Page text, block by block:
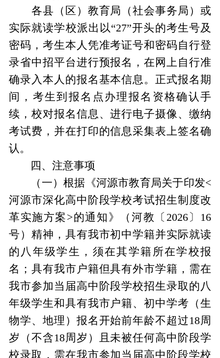
各县（区）教育局（社会事务局）或
实际就读学校派出以“27”开头的考生号及
密码，考生本人凭准考证号和密码自行登
录省中招平台进行预报名，在网上自行准
确录入本人的报名基本信息。正式报名期
间，考生到报名点办理报名资格确认手
续，校对报名信息、进行电子摄像、缴纳
考试费，并在打印的信息采集表上签名确
认。
四、注意事项
（一）根据《河源市教育局关于印发<
河源市深化高中阶段学校考试招生制度改
革实施方案>的通知》（河教〔2026〕16
号）精神，具有我市初中学籍并实际就读
的八年级学生，须在其学籍所在学校报
名；具有我市户籍但具有外市学籍，需在
我市参加当届高中阶段学校招生录取的八
年级学生和具有我市户籍、初中学考（生
物学、地理）报名开始前年龄不超过18周
岁（不含18周岁）且未被任何高中阶段学
校录取，需在我市参加当届高中阶段学校